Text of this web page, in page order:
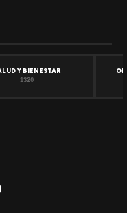
Y BIENESTAR
1320